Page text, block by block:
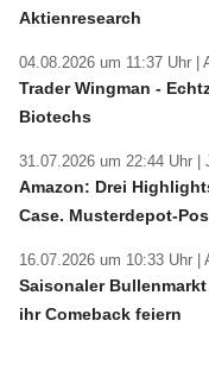
Aktienresearch
04.08.2026 um 11:37 Uhr |
Trader Wingman -
Biotechs
31.07.2026 um 22:44 Uhr |
Amazon: Drei
Case. Musterdepot-
16.07.2026 um 10:33 Uhr |
Saisonaler
ihr Comeback feiern